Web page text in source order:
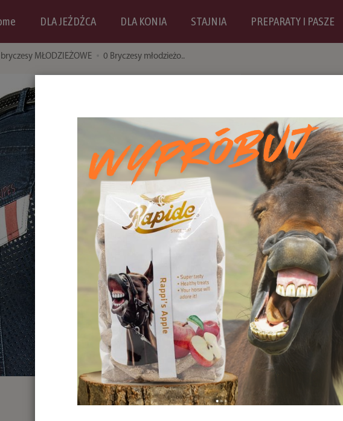
DLA JEŹDŹCA DLA KONIA STAJNIA PREPARATY I PASZE
bryczesy MŁODZIEŻOWE 0 Bryczesy młodzieżo..